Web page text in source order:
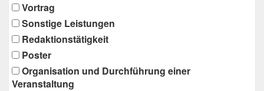
Vortrag
Sonstige Leistungen
Redaktionstätigkeit
Poster
Organisation und Durchführung einer
Veranstaltung